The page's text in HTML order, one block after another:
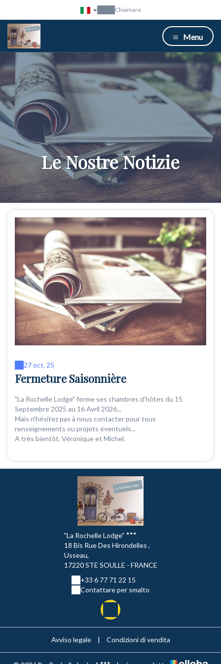
Chiamare
Menu
Le Nostre Notizie
27 oct. 25
Fermeture Saisonnière
"La Rochelle Lodge" ferme ses chambres d'hôtes du 15
Septembre 2025 au 16 Avril 2026...
Mais n'hésitez pas à nous contacter pour tous
renseignements ou projets éventuels...
A très bientôt. Véronique et Michel.
"La Rochelle Lodge"
18 Bis Rue Des Hirondelles ,
Usseau,
17220 STE SOULLE - FRANCE
+33 6 77 71 22 15
Contattare per smalto
Avviso legale | Condizioni di vendita